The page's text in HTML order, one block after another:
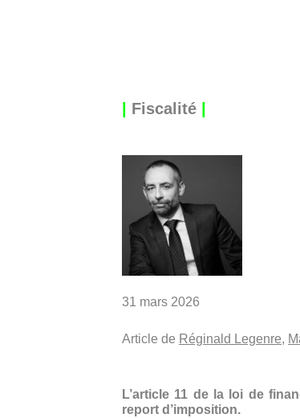
Fiscalité
31 mars 2026
Article de Réginald Legenre,
L’article 11 de la loi de
report d’imposition.